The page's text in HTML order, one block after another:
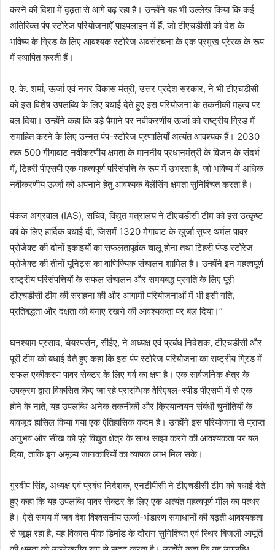
करने की दिशा में दृढ़ता से आगे बढ़ रहा है। उन्होंने यह भी उल्लेख किया कि कई
अतिरिक्त पंप स्टोरेज परियोजनाएँ पाइपलाइन में हैं, जो टीएचडीसी को देश के
भविष्य के ग्रिड के लिए आवश्यक स्टोरेज अवसंरचना के एक प्रमुख प्रेरक के रूप
में स्थापित करती हैं।
ए. के. शर्मा, ऊर्जा एवं नगर विकास मंत्री, उत्तर प्रदेश सरकार, ने भी टीएचडीसी
को इस विशेष उपलब्धि के लिए बधाई देते हुए इस परियोजना के तकनीकी महत्व पर
बल दिया। उन्होंने कहा कि बड़े पैमाने पर नवीकरणीय ऊर्जा को राष्ट्रीय ग्रिड में
समाहित करने के लिए उन्नत पंप-स्टोरेज प्रणालियाँ अत्यंत आवश्यक हैं। 2030
तक 500 गीगावाट नवीकरणीय क्षमता के माननीय प्रधानमंत्री के विज़न के संदर्भ
में, टिहरी पीएसपी एक महत्वपूर्ण परिसंपत्ति के रूप में उभरता है, जो भविष्य में अधिक
नवीकरणीय ऊर्जा को अपनाने हेतु आवश्यक बैलेंसिंग क्षमता सुनिश्चित करता है।
पंकज अग्रवाल (IAS), सचिव, विद्युत मंत्रालय ने टीएचडीसी टीम को इस उत्कृष्ट
वर्ष के लिए हार्दिक बधाई दी, जिसमें 1320 मेगावाट के खुर्जा सुपर थर्मल पावर
प्रोजेक्ट की दोनों इकाइयों का सफलतापूर्वक चालू होना तथा टिहरी पंप्ड स्टोरेज
प्रोजेक्ट की तीनों यूनिट्स का वाणिज्यिक संचालन शामिल है। उन्होंने इन महत्वपूर्ण
राष्ट्रीय परिसंपत्तियों के सफल संचालन और समयबद्ध प्रगति के लिए पूरी
टीएचडीसी टीम की सराहना की और आगामी परियोजनाओं में भी इसी गति,
प्रतिबद्धता और दक्षता को बनाए रखने की आवश्यकता पर बल दिया।”
घनश्याम प्रसाद, चेयरपर्सन, सीईए, ने अध्यक्ष एवं प्रबंध निदेशक, टीएचडीसी और
पूरी टीम को बधाई देते हुए कहा कि इस पंप स्टोरेज परियोजना का राष्ट्रीय ग्रिड में
सफल एकीकरण पावर सेक्टर के लिए गर्व का क्षण है। एक सार्वजनिक क्षेत्र के
उपक्रम द्वारा विकसित किए जा रहे प्रारम्भिक वेरिएबल-स्पीड पीएसपी में से एक
होने के नाते, यह उपलब्धि अनेक तकनीकी और क्रियान्वयन संबंधी चुनौतियों के
बावजूद हासिल किया गया एक ऐतिहासिक कदम है। उन्होंने इस परियोजना से प्राप्त
अनुभव और सीख को पूरे विद्युत क्षेत्र के साथ साझा करने की आवश्यकता पर बल
दिया, ताकि इन अमूल्य जानकारियों का व्यापक लाभ मिल सके।
गुरदीप सिंह, अध्यक्ष एवं प्रबंध निदेशक, एनटीपीसी ने टीएचडीसी टीम को बधाई देते
हुए कहा कि यह उपलब्धि पावर सेक्टर के लिए एक अत्यंत महत्वपूर्ण मील का पत्थर
है। ऐसे समय में जब देश विश्वसनीय ऊर्जा-भंडारण समाधानों की बढ़ती आवश्यकता
से जूझ रहा है, यह विकास पीक डिमांड के दौरान सुनिश्चित एवं स्थिर बिजली आपूर्ति